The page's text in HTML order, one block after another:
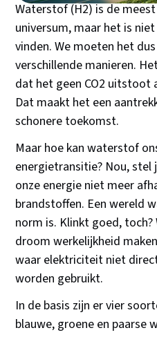
Waterstof (H2) is de
universum, maar het is
vinden. We moeten het
verschillende manieren.
dat het geen CO2 uitstoot
Dat maakt het een
schonere toekomst.
Maar hoe kan waterstof
energietransitie? Nou, stel
onze energie niet meer
brandstoffen. Een wereld
norm is. Klinkt goed,
droom werkelijkheid
waar elektriciteit niet
worden gebruikt.
In de basis zijn er vier
blauwe, groene en paarse